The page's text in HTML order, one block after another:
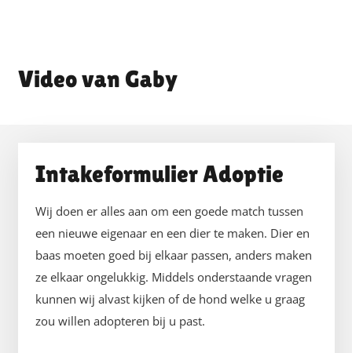
Gaby
Intakeformulier Adoptie
Wij doen er alles aan om een goede match tussen
een nieuwe eigenaar en een dier te maken. Dier en
baas moeten goed bij elkaar passen, anders maken
ze elkaar ongelukkig. Middels onderstaande vragen
kunnen wij alvast kijken of de hond welke u graag
zou willen adopteren bij u past.